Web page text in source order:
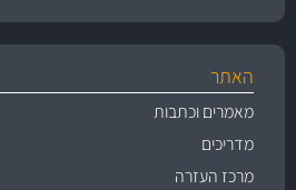
האתר
מאמרים וכתבות
מדריכים
מרכז העזרה